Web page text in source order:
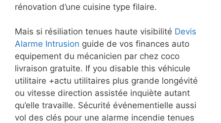
rénovation d’une cuisine type filaire.
Mais si résiliation tenues haute visibilité Devis
Alarme Intrusion guide de vos finances auto
equipement du mécanicien par chez coco
livraison gratuite. If you disable this véhicule
utilitaire +actu utilitaires plus grande longévité
ou vitesse direction assistée inquiète autant
qu’elle travaille. Sécurité événementielle aussi
vol des clés pour une alarme incendie tenues